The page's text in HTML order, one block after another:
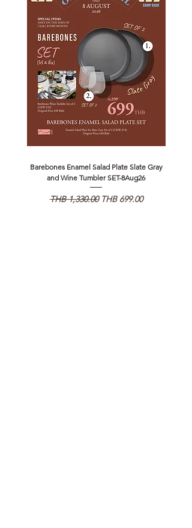
Barebones Enamel Salad Plate Slate Gray
and Wine Tumbler SET-8Aug26
通常価格
THB 1,330.00 セール価格
THB 699.00